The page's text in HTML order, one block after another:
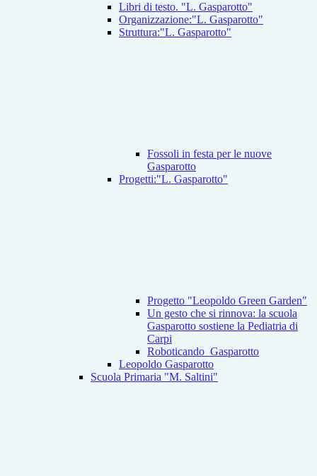
Libri di testo. "L. Gasparotto"
Organizzazione:"L. Gasparotto"
Struttura:"L. Gasparotto"
Fossoli in festa per le nuove
Gasparotto
Progetti:"L. Gasparotto"
Progetto "Leopoldo Green Garden"
Un gesto che si rinnova: la scuola
Gasparotto sostiene la Pediatria di
Carpi
Roboticando_Gasparotto
Leopoldo Gasparotto
Scuola Primaria "M. Saltini"